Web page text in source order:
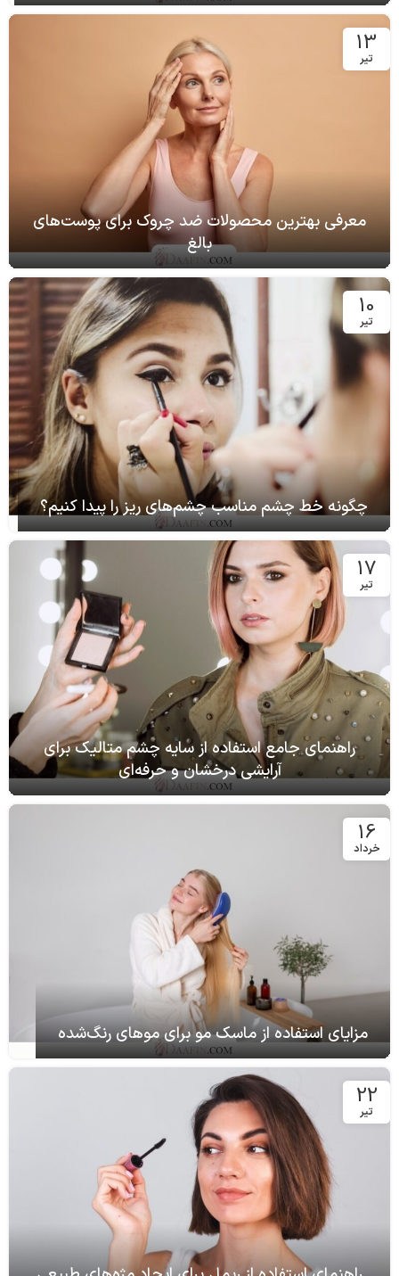
13
تیر
معرفی بهترین محصولات ضد چروک برای پوست‌های
بالغ
10
تیر
چگونه خط چشم مناسب چشم‌های ریز را پیدا کنیم؟
17
تیر
راهنمای جامع استفاده از سایه چشم متالیک برای
آرایشی درخشان و حرفه‌ای
16
خرداد
مزایای استفاده از ماسک مو برای موهای رنگ‌شده
22
تیر